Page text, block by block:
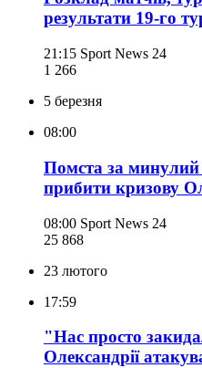
результати 19-го
21:15 Sport News 24
1 266
5 березня
08:00
Помста за
прибити кризову
08:00 Sport News 24
25 868
23 лютого
17:59
"Нас просто
Олександрії